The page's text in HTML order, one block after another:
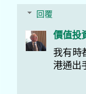
回覆
價值投
我有時
港通出